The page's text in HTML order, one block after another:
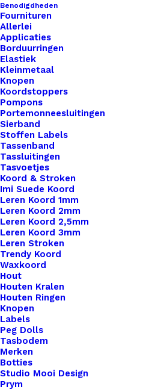
Benodigdheden
Fournituren
Allerlei
Applicaties
Borduurringen
Elastiek
Kleinmetaal
Knopen
Koordstoppers
Pompons
Portemonneesluitingen
Sierband
Stoffen Labels
Tassenband
Tassluitingen
Tasvoetjes
Koord & Stroken
Imi Suede Koord
Leren Koord 1mm
Leren Koord 2mm
Leren Koord 2,5mm
Leren Koord 3mm
Leren Stroken
Trendy Koord
Waxkoord
Hout
Houten Kralen
Houten Ringen
Knopen
Labels
Peg Dolls
Tasbodem
Merken
Botties
Studio Mooi Design
Prym
Sjaalsluiting Oranje
€9,95